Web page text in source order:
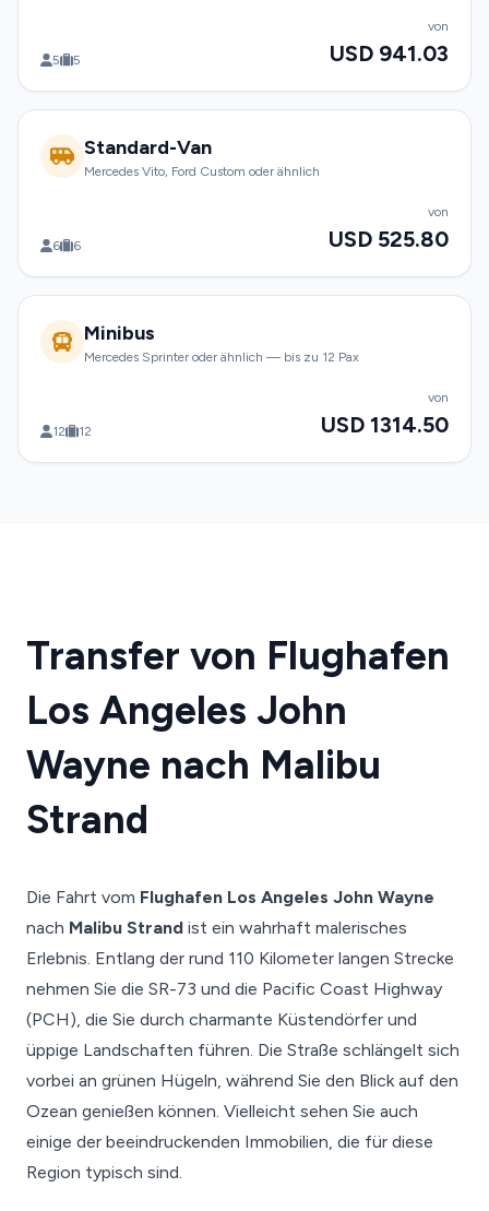
5 5
von
USD 941.03
Standard-Van
Mercedes Vito, Ford Custom oder ähnlich
6 6
von
USD 525.80
Minibus
Mercedes Sprinter oder ähnlich — bis zu 12 Pax
12 12
von
USD 1314.50
Transfer von Flughafen
Los Angeles John
Wayne nach Malibu
Strand
Die Fahrt vom Flughafen Los Angeles John Wayne
nach Malibu Strand ist ein wahrhaft malerisches
Erlebnis. Entlang der rund 110 Kilometer langen Strecke
nehmen Sie die SR-73 und die Pacific Coast Highway
(PCH), die Sie durch charmante Küstendörfer und
üppige Landschaften führen. Die Straße schlängelt sich
vorbei an grünen Hügeln, während Sie den Blick auf den
Ozean genießen können. Vielleicht sehen Sie auch
einige der beeindruckenden Immobilien, die für diese
Region typisch sind.